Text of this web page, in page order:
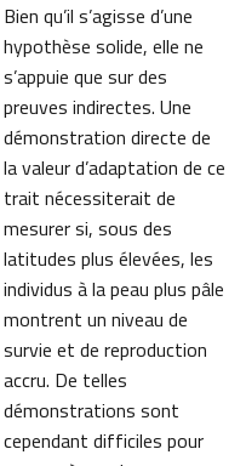
Bien qu’il s’agisse d’une
hypothèse solide, elle ne
s’appuie que sur des
preuves indirectes. Une
démonstration directe de
la valeur d’adaptation de ce
trait nécessiterait de
mesurer si, sous des
latitudes plus élevées, les
individus à la peau plus pâle
montrent un niveau de
survie et de reproduction
accru. De telles
démonstrations sont
cependant difficiles pour